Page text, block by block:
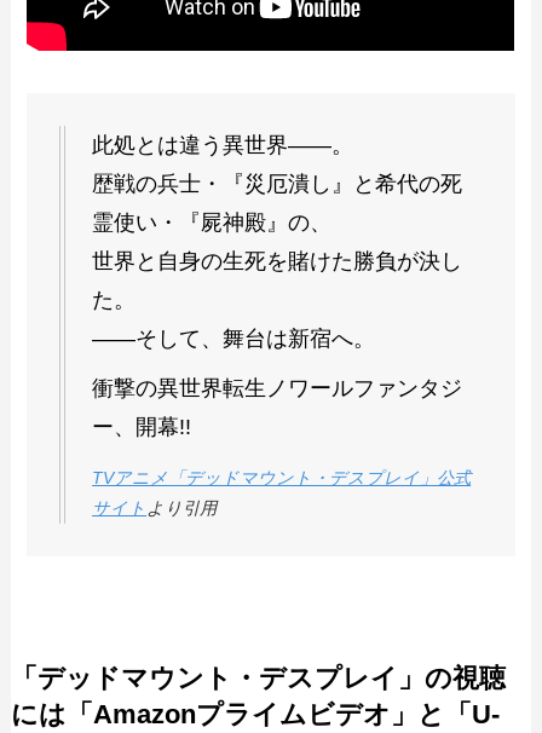
此処とは違う異世界――。
歴戦の兵士・『災厄潰し』と希代の死
霊使い・『屍神殿』の、
世界と自身の生死を賭けた勝負が決し
た。
――そして、舞台は新宿へ。
衝撃の異世界転生ノワールファンタジ
ー、開幕!!
TVアニメ「デッドマウント・デスプレイ」公式
サイト より引用
「デッドマウント・デスプレイ」の視聴
には「Amazonプライムビデオ」と「U-